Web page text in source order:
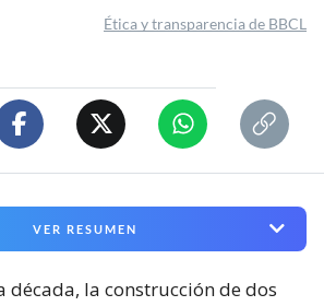
Ética y transparencia de BBCL
VER RESUMEN
la construcción de dos